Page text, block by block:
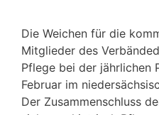
Die Weichen für die
Mitglieder des
Pflege bei der jährlichen
Februar im
Der Zusammenschluss